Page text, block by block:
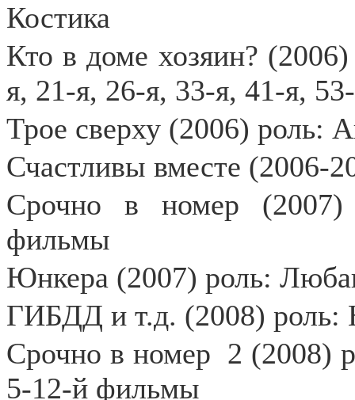
Костика
Кто в доме хозяин?
я, 21-я, 26-я, 33-я, 41-я,
Трое сверху (2006) роль:
Счастливы вместе (2006-
Срочно в номер (2007)
фильмы
Юнкера (2007) роль:
ГИБДД и т.д. (2008) роль:
Срочно в номер 2 (2008)
5-12-й фильмы